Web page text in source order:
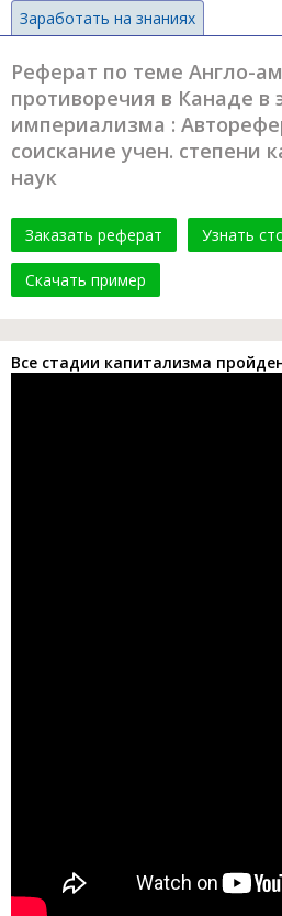
Заработать на знаниях
Реферат по теме Англо-
противоречия в Канаде в
империализма :
соискание учен. степени
наук
Заказать реферат Узнать
Скачать пример
Все стадии капитализма